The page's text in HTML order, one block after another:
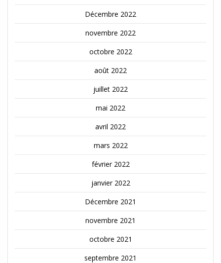
Décembre 2022
novembre 2022
octobre 2022
août 2022
juillet 2022
mai 2022
avril 2022
mars 2022
février 2022
janvier 2022
Décembre 2021
novembre 2021
octobre 2021
septembre 2021